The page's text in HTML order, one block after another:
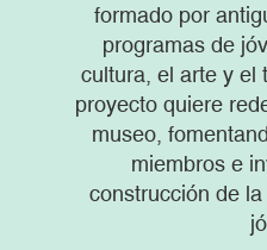
formado por
programas de
cultura, el arte y el
proyecto quiere
museo,
miembros e
construcción de